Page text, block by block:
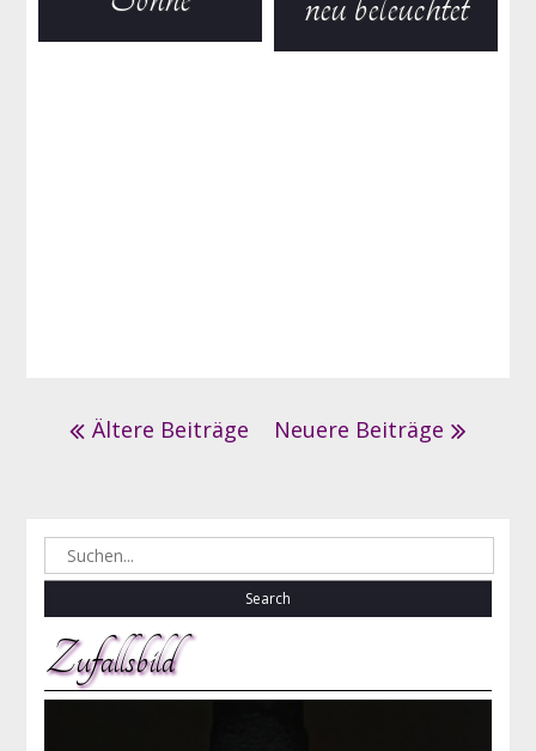
Navigation
Ältere Beiträge Neuere Beiträge
Search
for:
Zufallsbild